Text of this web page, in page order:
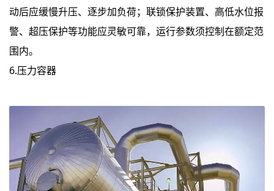
动后应缓慢升压、逐步加负荷；联锁保护装置、高低水位报
警、超压保护等功能应灵敏可靠，运行参数须控制在额定范
围内。
6.压力容器